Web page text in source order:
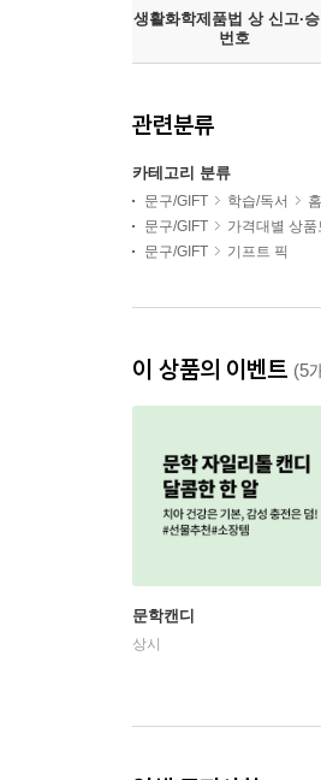
생활화학제품법 상 신고·
번호
관련분류
카테고리 분류
문구/GIFT 학습/독서
문구/GIFT
가격대별 상품
문구/GIFT
기프트 픽
이 상품의 이벤트 (5
문학캔디
상시